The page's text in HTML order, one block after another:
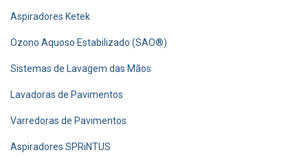
a
p
r
:
Aspiradores Ketek
Ozono Aquoso Estabilizado (SAO®)
Sistemas de Lavagem das Mãos
Lavadoras de Pavimentos
Varredoras de Pavimentos
Aspiradores SPRiNTUS